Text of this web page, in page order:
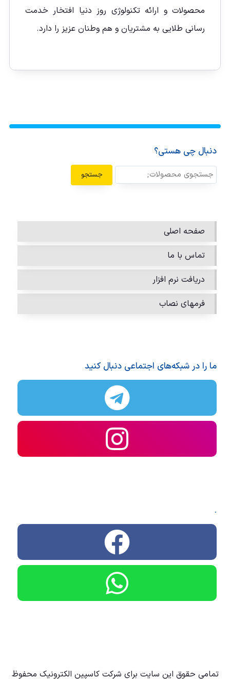
محصولات و ارائه تکنولوژی روز دنیا افتخار خدمت
رسانی طلایی به مشتریان و هم وطنان عزیز را دارد.
دنبال چی هستی؟
جستجو
صفحه اصلی
تماس با ما
دریافت نرم افزار
فرمهای نصاب
ما را در شبکه‌های اجتماعی دنبال کنید
.
تمامی حقوق این سایت برای شرکت کاسپین الکترونیک محفوظ